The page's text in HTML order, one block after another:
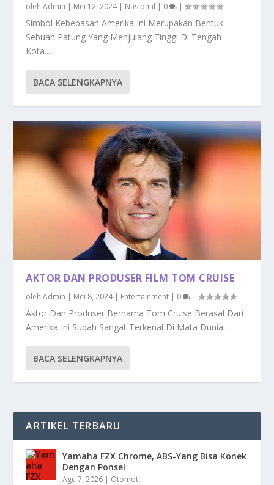
olehAdmin | Mei 12, 2024| Nasional | 0 |
Simbol Kebebasan Amerika Ini Merupakan Bentuk
Sebuah Patung Yang Menjulang Tinggi Di Tengah
Kota...
BACA SELENGKAPNYA
AKTOR DAN PRODUSER FILM TOM CRUISE
olehAdmin | Mei 8, 2024| Entertainment | 0 |
Aktor Dan Produser Bernama Tom Cruise Berasal Dari
Amerika Ini Sudah Sangat Terkenal Di Mata Dunia...
BACA SELENGKAPNYA
ARTIKEL TERBARU
Yamaha FZX Chrome, ABS-Yang Bisa Konek
Dengan Ponsel
Agu 7, 2026 | Otomotif